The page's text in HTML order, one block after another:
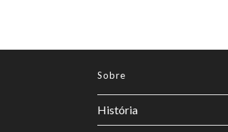
Sobre
História